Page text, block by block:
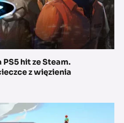
hit ze Steam.
z więzienia